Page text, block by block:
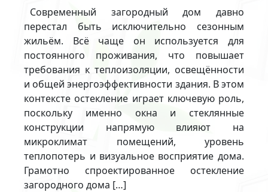
Современный загородный дом давно
перестал быть исключительно сезонным
жильём. Всё чаще он используется для
постоянного проживания, что повышает
требования к теплоизоляции, освещённости
и общей энергоэффективности здания. В этом
контексте остекление играет ключевую роль,
поскольку именно окна и стеклянные
конструкции напрямую влияют на
микроклимат помещений, уровень
теплопотерь и визуальное восприятие дома.
Грамотно спроектированное остекление
загородного дома […]